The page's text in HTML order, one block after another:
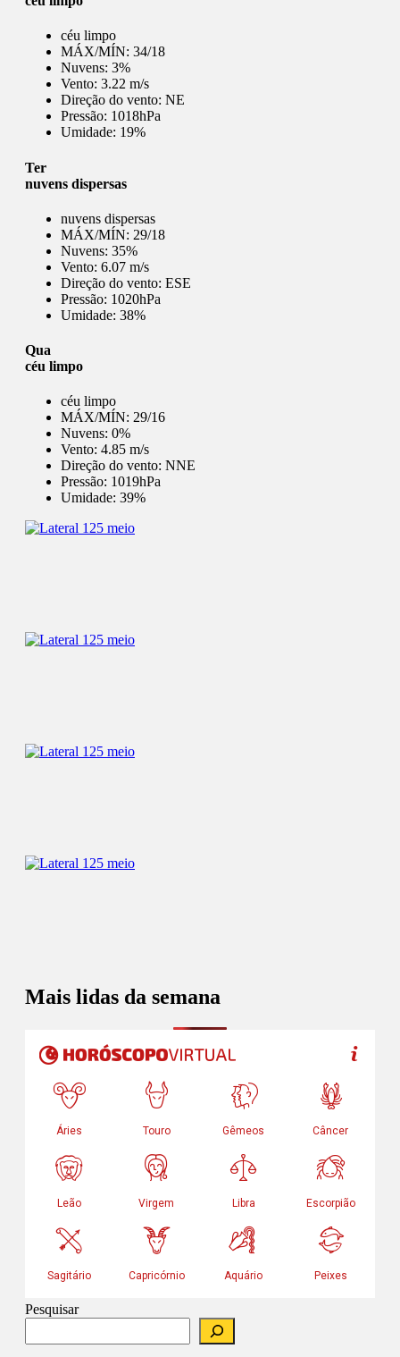
céu limpo
MÁX/MÍN: 34/18
Nuvens: 3%
Vento: 3.22 m/s
Direção do vento: NE
Pressão: 1018hPa
Umidade: 19%
Ter
nuvens dispersas
nuvens dispersas
MÁX/MÍN: 29/18
Nuvens: 35%
Vento: 6.07 m/s
Direção do vento: ESE
Pressão: 1020hPa
Umidade: 38%
Qua
céu limpo
céu limpo
MÁX/MÍN: 29/16
Nuvens: 0%
Vento: 4.85 m/s
Direção do vento: NNE
Pressão: 1019hPa
Umidade: 39%
Mais lidas da semana
Pesquisar